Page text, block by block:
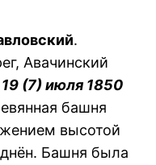
.
Авачинский
19 (7) июля 1850
башня
высотой
Башня была